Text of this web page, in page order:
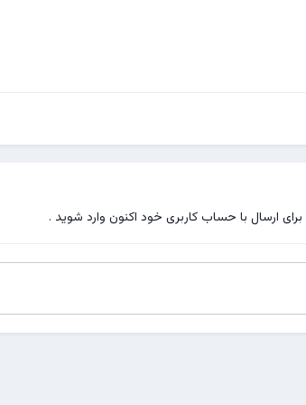
برای ارسال با حساب کاربری خود اکنون وارد شوید .